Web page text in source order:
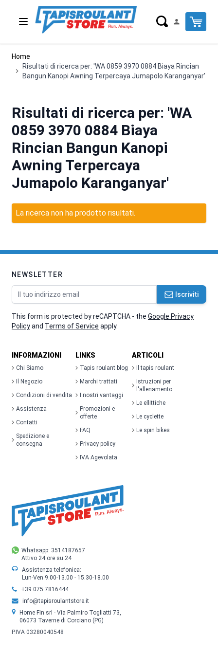
Salta al contenuto
Cart
Home
Risultati di ricerca per: 'WA 0859 3970 0884 Biaya Rincian
Bangun Kanopi Awning Terpercaya Jumapolo Karanganyar'
Risultati di ricerca per: 'WA
0859 3970 0884 Biaya
Rincian Bangun Kanopi
Awning Terpercaya
Jumapolo Karanganyar'
La ricerca non ha prodotto risultati.
Whatsapp: 3514187657
Attivo 24 ore su 24
Assistenza telefonica:
Lun-Ven 9.00-13.00 - 15.30-18.00
+39 075 7816444
info@tapisroulantstore.it
Home Fin srl - Via Palmiro Togliatti 73,
06073 Taverne di Corciano (PG)
P.IVA 03280040548
NEWSLETTER
Indirizzo email Iscriviti
This form is protected by reCAPTCHA - the Google Privacy
Policyand Terms of Service apply.
INFORMAZIONI
Chi Siamo
Il Negozio
Condizioni di vendita
Assistenza
Contatti
Spedizione e
consegna
LINKS
Tapis roulant blog
Marchi trattati
I nostri vantaggi
Promozioni e
offerte
FAQ
Privacy policy
IVA Agevolata
ARTICOLI
Il tapis roulant
Istruzioni per
l'allenamento
Le ellittiche
Le cyclette
Le spin bikes